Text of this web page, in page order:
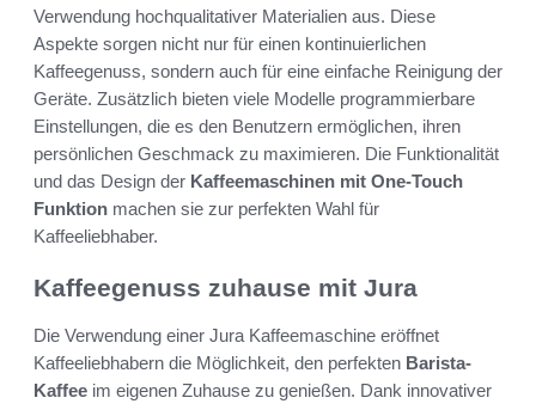
Verwendung hochqualitativer Materialien aus. Diese
Aspekte sorgen nicht nur für einen kontinuierlichen
Kaffeegenuss, sondern auch für eine einfache Reinigung der
Geräte. Zusätzlich bieten viele Modelle programmierbare
Einstellungen, die es den Benutzern ermöglichen, ihren
persönlichen Geschmack zu maximieren. Die Funktionalität
und das Design der Kaffeemaschinen mit One-Touch
Funktion machen sie zur perfekten Wahl für
Kaffeeliebhaber.
Kaffeegenuss zuhause mit Jura
Die Verwendung einer Jura Kaffeemaschine eröffnet
Kaffeeliebhabern die Möglichkeit, den perfekten Barista-
Kaffee im eigenen Zuhause zu genießen. Dank innovativer